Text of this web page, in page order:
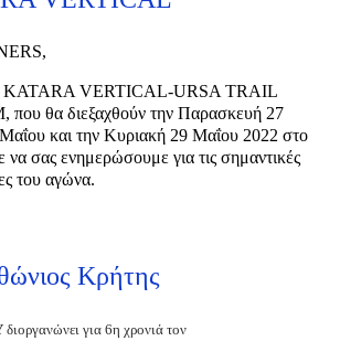
KATARA VERTICAL-URSA TRAIL
θα διεξαχθούν την Παρασκευή 27
και την Κυριακή 29 Μαΐου 2022 στο
σας ενημερώσουμε για τις σημαντικές
του αγώνα.
Κρήτης
διοργανώνει για 6η χρονιά τον